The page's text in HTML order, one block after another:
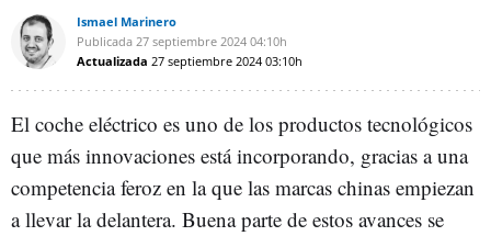
Ismael Marinero
Publicada 27 septiembre 2024 04:10h
Actualizada 27 septiembre 2024 03:10h
El coche eléctrico es uno de los productos tecnológicos
que más innovaciones está incorporando, gracias a una
competencia feroz en la que las marcas chinas empiezan
a llevar la delantera. Buena parte de estos avances se